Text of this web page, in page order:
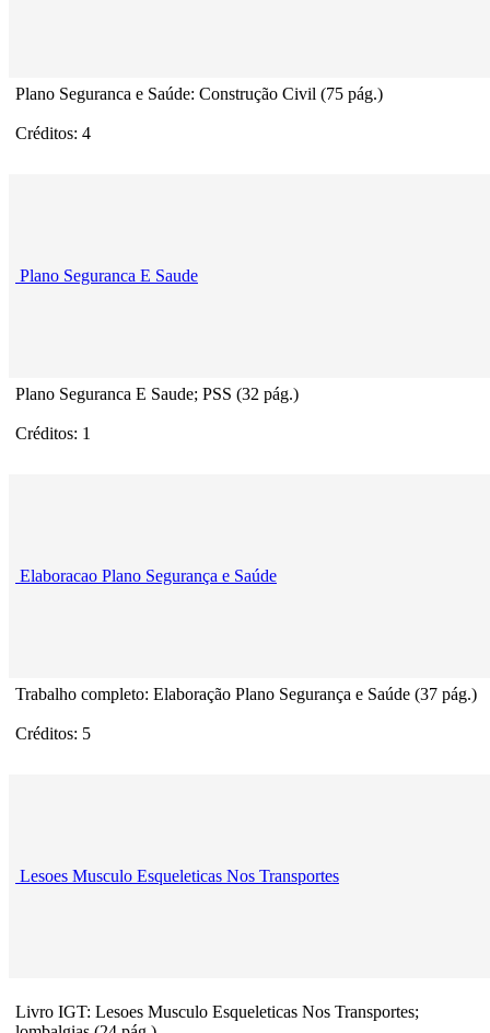
Plano Seguranca e Saúde: Construção Civil (75 pág.)
Créditos: 4
Plano Seguranca E Saude
Plano Seguranca E Saude; PSS (32 pág.)
Créditos: 1
Elaboracao Plano Segurança e Saúde
Trabalho completo: Elaboração Plano Segurança e Saúde (37 pág.)
Créditos: 5
Lesoes Musculo Esqueleticas Nos Transportes
Livro IGT: Lesoes Musculo Esqueleticas Nos Transportes;